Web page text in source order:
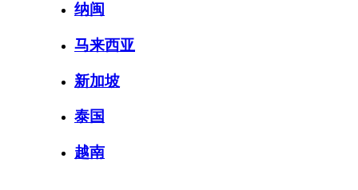
纳闽
马来西亚
新加坡
泰国
越南